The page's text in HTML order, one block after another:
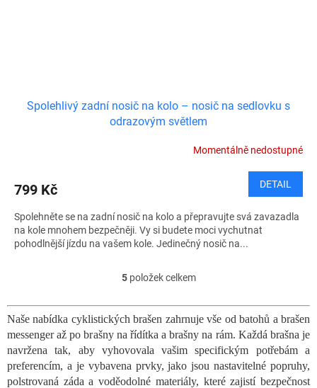
Spolehlivý zadní nosič na kolo – nosič na sedlovku s
odrazovým světlem
Momentálně nedostupné
799 Kč DETAIL
Spolehněte se na zadní nosič na kolo a přepravujte svá zavazadla
na kole mnohem bezpečněji. Vy si budete moci vychutnat
pohodlnější jízdu na vašem kole. Jedinečný nosič na...
O
l
á
d
a
c
í
5položek celkem
Naše nabídka cyklistických brašen zahrnuje vše od batohů a brašen
messenger až po brašny na řídítka a brašny na rám. Každá brašna je
navržena tak, aby vyhovovala vašim specifickým potřebám a
preferencím, a je vybavena prvky, jako jsou nastavitelné popruhy,
polstrovaná záda a voděodolné materiály, které zajistí bezpečnost